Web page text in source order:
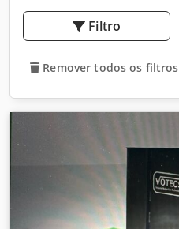
Filtro
Remover todos os filtros